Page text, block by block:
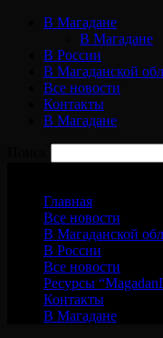
В Магадане
В Магадане
В России
В Магаданской
Все новости
Контакты
В Магадане
Главная
Все новости
В Магаданской
В России
Все новости
Ресурсы
Контакты
В Магадане